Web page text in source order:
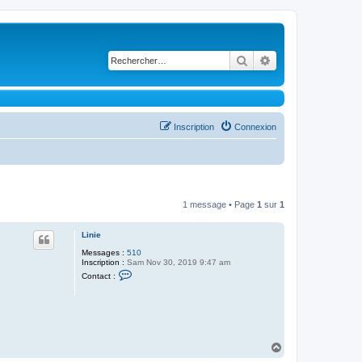
Rechercher
Connexion
Inscription
1 message • Page 1 sur 1
Linie
Messages : 510
Inscription : Sam Nov 30, 2019 9:47 am
Contact :
L